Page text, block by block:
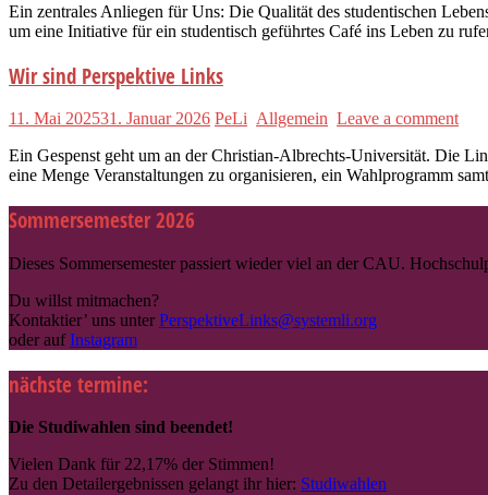
Ein zentrales Anliegen für Uns: Die Qualität des studentischen
um eine Initiative für ein studentisch geführtes Café ins Leben zu
Wir sind Perspektive Links
11. Mai 202531. Januar 2026 PeLi Allgemein Leave a comment
Ein Gespenst geht um an der Christian-Albrechts-Universität. Die
eine Menge Veranstaltungen zu organisieren, ein Wahlprogramm
Sommersemester 2026
Dieses Sommersemester passiert wieder viel an der CAU.
Du willst mitmachen?
Kontaktier’ uns unter PerspektiveLinks@systemli.org
oder aufInstagram
nächste termine:
Die Studiwahlen sind beendet!
Vielen Dank für 22,17% der Stimmen!
Zu den Detailergebnissen gelangt ihr hier: Studiwahlen